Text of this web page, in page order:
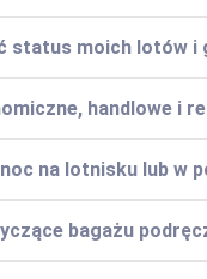
status moich lotów
handlowe i
na lotnisku lub w
bagażu